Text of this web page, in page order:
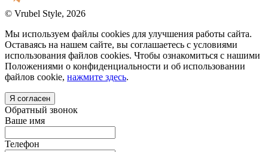
© Vrubel Style, 2026
Мы используем файлы cookies для улучшения работы сайта.
Оставаясь на нашем сайте, вы соглашаетесь с условиями
использования файлов cookies. Чтобы ознакомиться с нашими
Положениями о конфиденциальности и об использовании
файлов cookie, нажмите здесь.
Я согласен
Обратный звонок
Ваше имя
Телефон